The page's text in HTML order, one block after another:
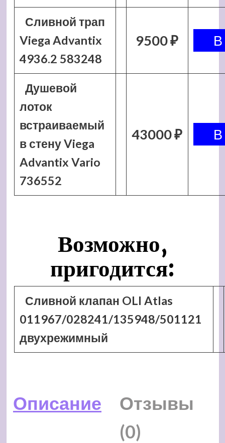
Сливной трап
Viega Advantix
4936.2 583248
9500 ₽
Душевой
лоток
встраиваемый
в стену Viega
Advantix Vario
736552
43000 ₽
Возможно,
пригодится:
Сливной клапан OLI Atlas
011967/028241/135948/501121
двухрежимный
Описание
Отзывы
(0)